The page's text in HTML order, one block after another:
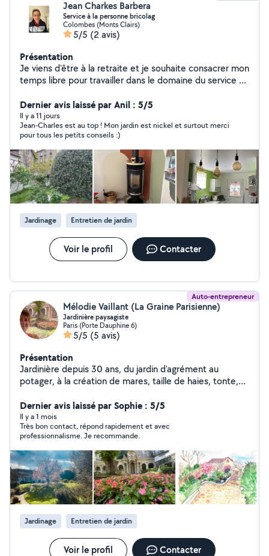
Jean Charkes Barbera
Service à la personne bricolag
Colombes (Monts Clairs)
5/5 (2 avis)
Présentation
Je viens d'être à la retraite et je souhaite consacrer mon
temps libre pour travailler dans le domaine du service à
d'intérieur, bricolage et jardinage - disponible et de
confiance
Dernier avis laissé par Anil : 5/5
Il y a 11 jours
Jean-Charles est au top ! Mon jardin est nickel et surtout merci
pour tous les petits conseils :)
Jardinage Entretien de jardin
Voir le profil Contacter
Auto-entrepreneur
Mélodie Vaillant (La Graine Parisienne)
Jardinière paysagiste
Paris (Porte Dauphine 6)
5/5 (5 avis)
Présentation
Jardinière depuis 30 ans, du jardin d'agrément au
potager, à la création de mares, taille de haies, tonte,
Dernier avis laissé par Sophie : 5/5
Il y a 1 mois
Très bon contact, répond rapidement et avec
professionnalisme. Je recommande.
Jardinage Entretien de jardin
Voir le profil Contacter